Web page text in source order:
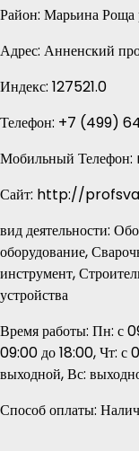
Район: Марьина Роща
Адрес: Анненский
Индекс: 127521.0
Телефон: +7 (499)
Мобильный
Сайт: http://
вид деятельности:
оборудование,
инструмент,
устройства
Время работы: Пн: с
09:00 до 18:00, Чт: с
выходной, Вс:
Способ оплаты: